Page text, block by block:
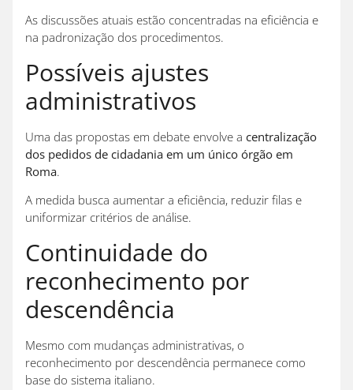
As discussões atuais estão concentradas na eficiência e
na padronização dos procedimentos.
Possíveis ajustes
administrativos
Uma das propostas em debate envolve a centralização
dos pedidos de cidadania em um único órgão em
Roma.
A medida busca aumentar a eficiência, reduzir filas e
uniformizar critérios de análise.
Continuidade do
reconhecimento por
descendência
Mesmo com mudanças administrativas, o
reconhecimento por descendência permanece como
base do sistema italiano.